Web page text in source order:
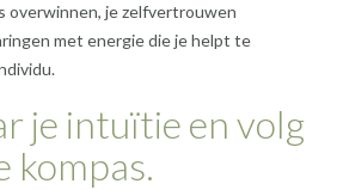
overwinnen, je zelfvertrouwen
met energie die je helpt te
je intuïtie en volg
kompas.